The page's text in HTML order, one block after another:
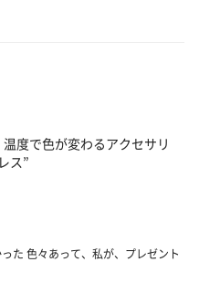
温度で色が変わるアクセサリ
ス”
た 色々あって、私が、プレゼント